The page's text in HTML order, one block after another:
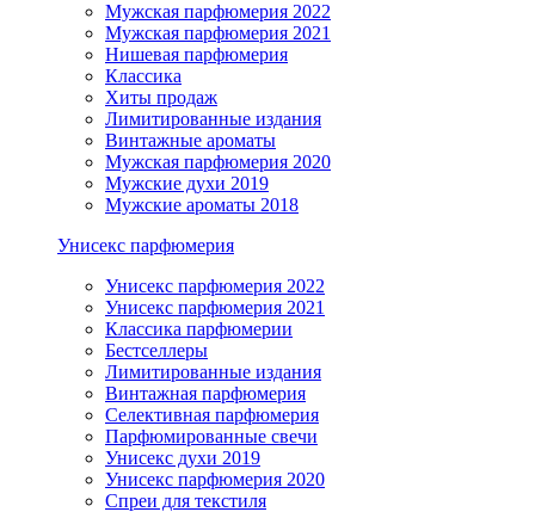
Мужская парфюмерия 2022
Мужская парфюмерия 2021
Нишевая парфюмерия
Классика
Хиты продаж
Лимитированные издания
Винтажные ароматы
Мужская парфюмерия 2020
Мужские духи 2019
Мужские ароматы 2018
Унисекс парфюмерия
Унисекс парфюмерия 2022
Унисекс парфюмерия 2021
Классика парфюмерии
Бестселлеры
Лимитированные издания
Винтажная парфюмерия
Селективная парфюмерия
Парфюмированные свечи
Унисекс духи 2019
Унисекс парфюмерия 2020
Спреи для текстиля